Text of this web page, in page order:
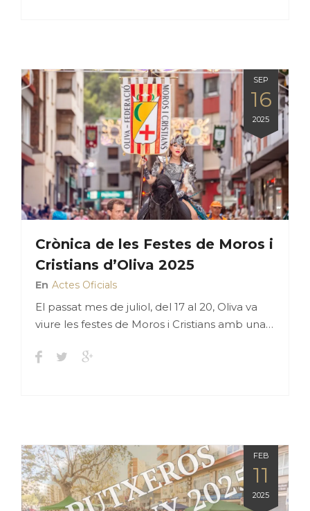
SEP
16
2025
Crònica de les Festes de Moros i
Cristians d’Oliva 2025
En Actes Oficials
El passat mes de juliol, del 17 al 20, Oliva va
viure les festes de Moros i Cristians amb una…
FEB
11
2025